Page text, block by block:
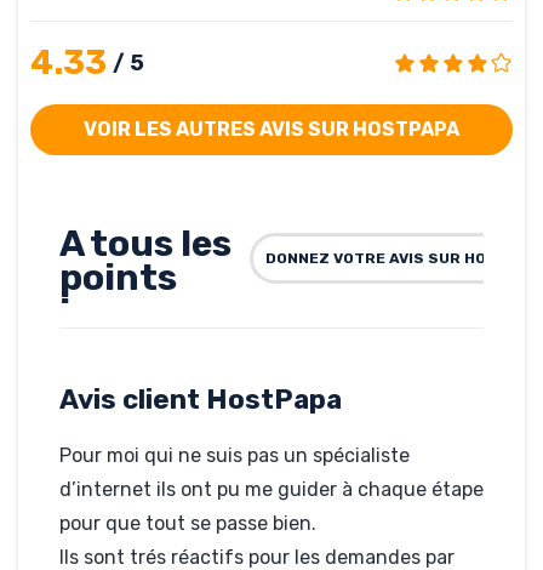
4.33 / 5
VOIR LES AUTRES AVIS SUR HOSTPAPA
A tous les
points
bon
Rédigé par rebillard, le
fit-partner.com
DONNEZ VOTRE AVIS SUR
Avis client HostPapa
Pour moi qui ne suis pas un spécialiste
d’internet ils ont pu me guider à chaque étape
pour que tout se passe bien.
Ils sont trés réactifs pour les demandes par